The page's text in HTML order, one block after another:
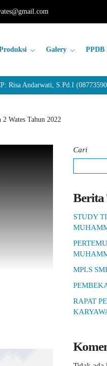
Galery PPDB
Andarwati, S.Pd.I
Wates Tahun 2022
Cari
Berita
STUDY
MPLS
RAPAT